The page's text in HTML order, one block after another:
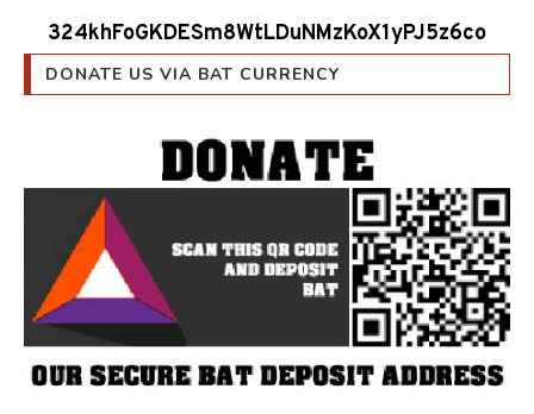
324khFoGKDESm8WtLDuNMzKoX1yPJ5z6co
DONATE US VIA BAT CURRENCY